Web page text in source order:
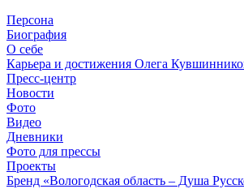
Персона
Биография
О себе
Карьера и достижения Олега
Пресс-центр
Новости
Фото
Видео
Дневники
Фото для прессы
Проекты
Бренд «Вологодская область – Душа